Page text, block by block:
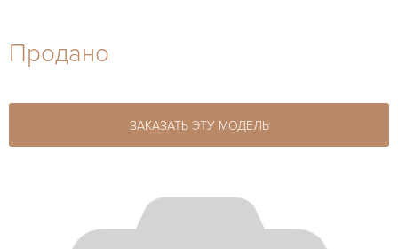
27-44
Продано
ЗАКАЗАТЬ ЭТУ МОДЕЛЬ